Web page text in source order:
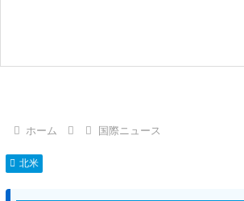
ホーム 国際ニュース
北米